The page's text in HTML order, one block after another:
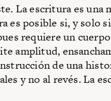
La escritura es una
es posible si, y solo
requiere un
amplitud,
de una
y no al revés. La